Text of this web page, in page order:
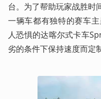
台。为了帮助玩家战胜时
一辆车都有独特的赛车
人恐惧的达喀尔式卡车
劣的条件下保持速度而定